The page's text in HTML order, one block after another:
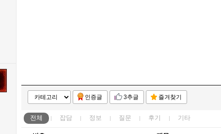
인증글 3추글 즐겨찾기
전체 잡담 정보 질문 후기 기타